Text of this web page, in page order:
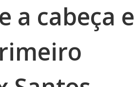
a cabeça e